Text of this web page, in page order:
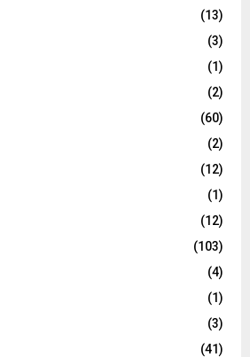
(13)
(3)
(1)
(2)
(60)
(2)
(12)
(1)
(12)
(103)
(4)
(1)
(3)
(41)